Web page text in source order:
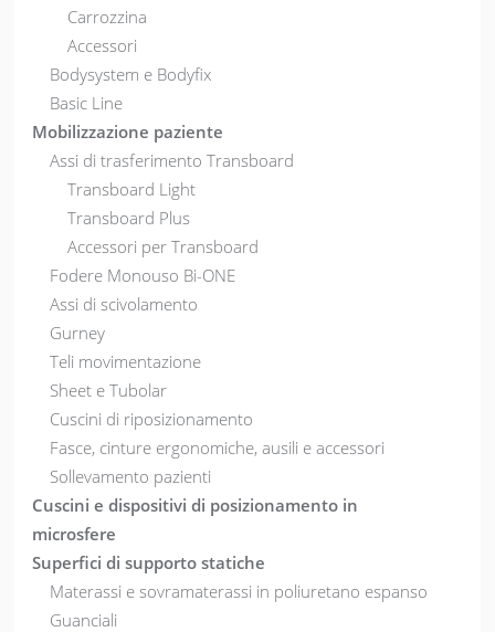
Carrozzina
Accessori
Bodysystem e Bodyfix
Basic Line
Mobilizzazione paziente
Assi di trasferimento Transboard
Transboard Light
Transboard Plus
Accessori per Transboard
Fodere Monouso Bi-ONE
Assi di scivolamento
Gurney
Teli movimentazione
Sheet e Tubolar
Cuscini di riposizionamento
Fasce, cinture ergonomiche, ausili e accessori
Sollevamento pazienti
Cuscini e dispositivi di posizionamento in
microsfere
Superfici di supporto statiche
Materassi e sovramaterassi in poliuretano espanso
Guanciali